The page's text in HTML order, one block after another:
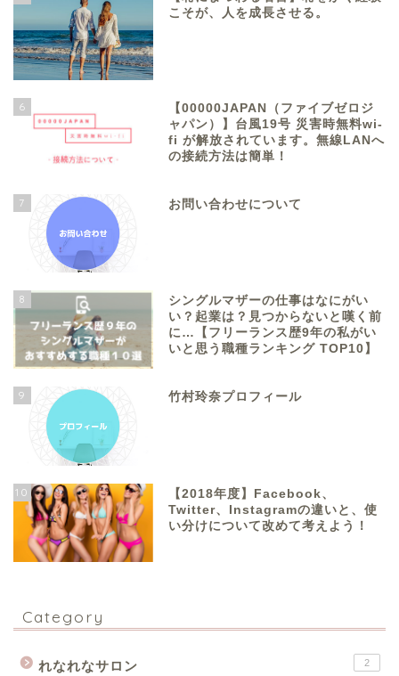
こそが、人を成長させる。
6
【00000JAPAN（ファイブゼロジ
ャパン）】台風19号 災害時無料wi-
fi が解放されています。無線LANへ
の接続方法は簡単！
7 お問い合わせについて
8
シングルマザーの仕事はなにがい
い？起業は？見つからないと嘆く前
に…【フリーランス歴9年の私がい
いと思う職種ランキング TOP10】
9 竹村玲奈プロフィール
10
【2018年度】Facebook、
Twitter、Instagramの違いと、使
い分けについて改めて考えよう！
Category
れなれなサロン 2